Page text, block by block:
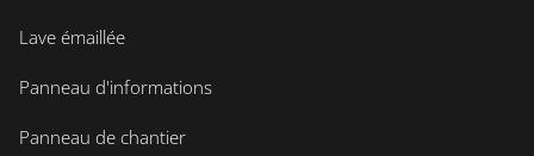
Lave émaillée
Panneau d'informations
Panneau de chantier